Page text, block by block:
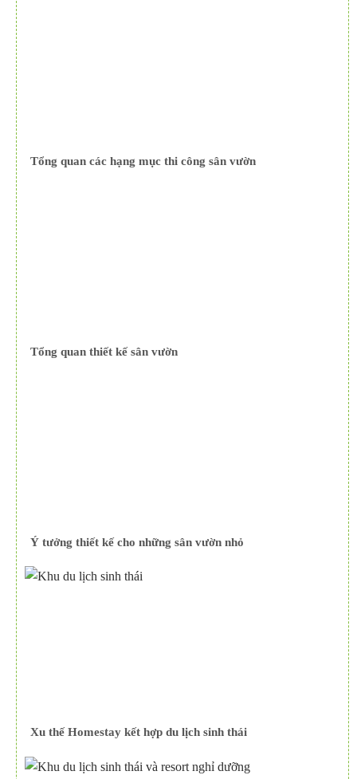
Tổng quan các hạng mục thi công sân vườn
Tổng quan thiết kế sân vườn
Ý tưởng thiết kế cho những sân vườn nhỏ
Xu thế Homestay kết hợp du lịch sinh thái